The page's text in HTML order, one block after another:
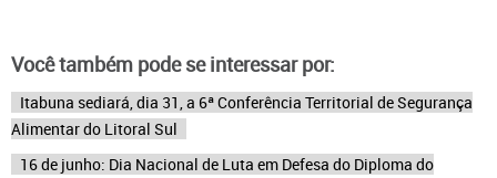
Você também pode se interessar por:
Itabuna sediará, dia 31, a 6ª Conferência Territorial de Segurança
Alimentar do Litoral Sul
16 de junho: Dia Nacional de Luta em Defesa do Diploma do